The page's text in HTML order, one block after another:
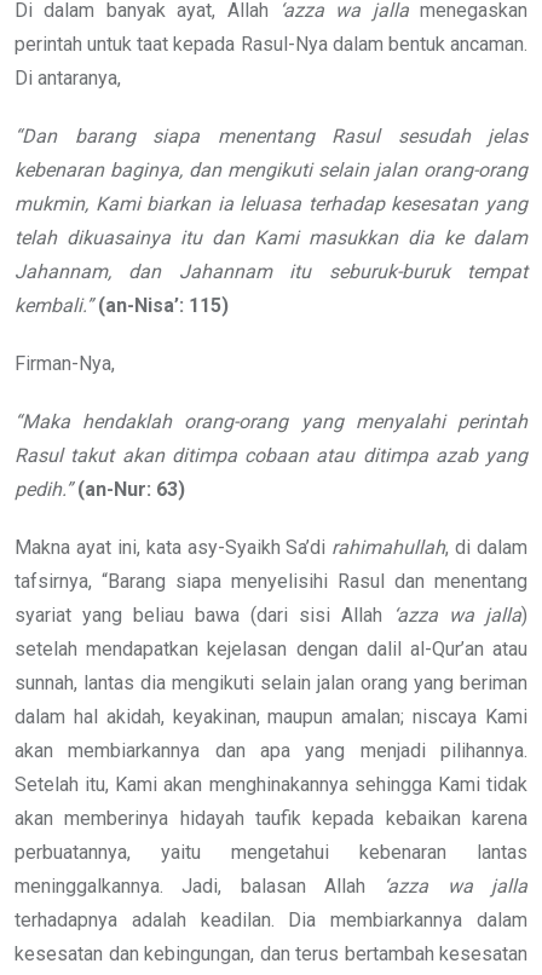
Di dalam banyak ayat, Allah ‘azza wa jallamenegaskan
perintah untuk taat kepada Rasul-Nya dalam bentuk ancaman.
Di antaranya,
“Dan barang siapa menentang Rasul sesudah jelas
kebenaran baginya, dan mengikuti selain jalan orang-orang
mukmin, Kami biarkan ia leluasa terhadap kesesatan yang
telah dikuasainya itu dan Kami masukkan dia ke dalam
Jahannam, dan Jahannam itu seburuk-buruk tempat
kembali.”(an-Nisa’: 115)
Firman-Nya,
“Maka hendaklah orang-orang yang menyalahi perintah
Rasul takut akan ditimpa cobaan atau ditimpa azab yang
pedih.”(an-Nur: 63)
Makna ayat ini, kata asy-Syaikh Sa’di rahimahullah, di dalam
tafsirnya, “Barang siapa menyelisihi Rasul dan menentang
syariat yang beliau bawa (dari sisi Allah
‘azza wa jalla)
setelah mendapatkan kejelasan dengan dalil al-Qur’an atau
sunnah, lantas dia mengikuti selain jalan orang yang beriman
dalam hal akidah, keyakinan, maupun amalan; niscaya Kami
akan membiarkannya dan apa yang menjadi pilihannya.
Setelah itu, Kami akan menghinakannya sehingga Kami tidak
akan memberinya hidayah taufik kepada kebaikan karena
perbuatannya, yaitu mengetahui kebenaran lantas
meninggalkannya. Jadi, balasan Allah
‘azza wa jalla
terhadapnya adalah keadilan. Dia membiarkannya dalam
kesesatan dan kebingungan, dan terus bertambah kesesatan